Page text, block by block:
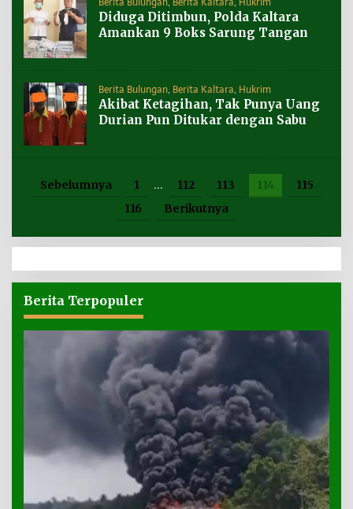
Diduga Ditimbun, Polda Kaltara
Amankan 9 Boks Sarung Tangan
Berita Bulungan Berita Kaltara Hukrim
Akibat Ketagihan, Tak Punya Uang
Durian Pun Ditukar dengan Sabu
Sebelumnya 1 … 112 113 114
115
116
Berikutnya
Berita Terpopuler